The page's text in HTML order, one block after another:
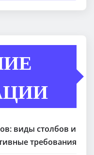
виды столбов и
требования